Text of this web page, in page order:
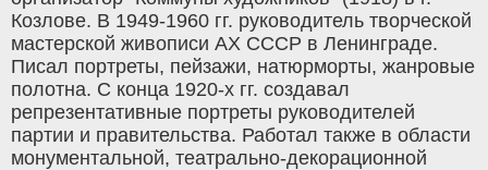
Козлове. В 1949-1960 гг. руководитель творческой
мастерской живописи АХ СССР в Ленинграде.
Писал портреты, пейзажи, натюрморты, жанровые
полотна. С конца 1920-х гг. создавал
репрезентативные портреты руководителей
партии и правительства. Работал также в области
монументальной, театрально-декорационной